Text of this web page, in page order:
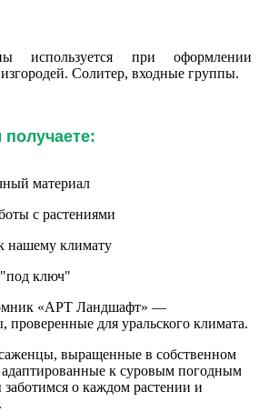
используется при оформлении
Солитер, входные группы.
материал
с растениями
нашему климату
ключ"
«АРТ Ландшафт» —
проверенные для уральского климата.
выращенные в собственном
к суровым погодным
о каждом растении и